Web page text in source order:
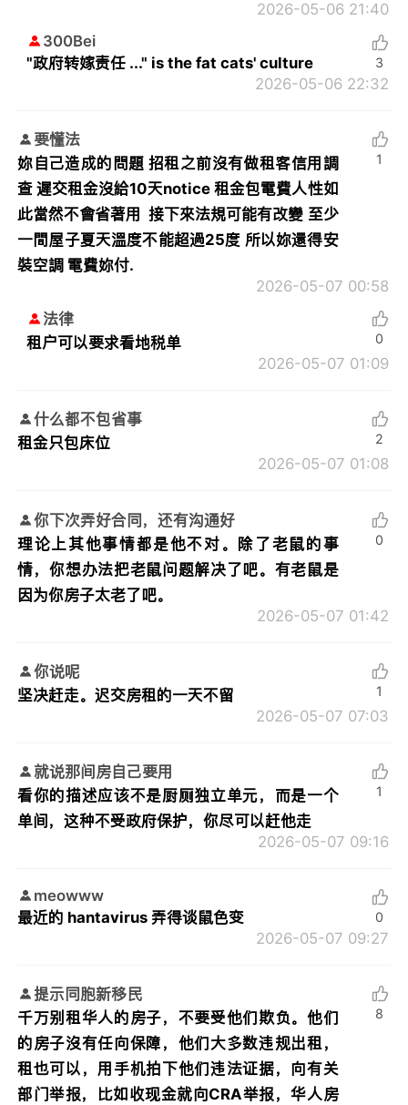
2026-05-06 21:40
300Bei
"政府转嫁责任 ..." is the fat cats' culture
2026-05-06 22:32
3
要懂法
妳自己造成的問題 招租之前沒有做租客信用調
查 遲交租金沒給10天notice 租金包電費人性如
此當然不會省著用 接下來法規可能有改變 至少
一間屋子夏天溫度不能超過25度 所以妳還得安
裝空調 電費妳付.
2026-05-07 00:58
1
法律
租户可以要求看地税单
2026-05-07 01:09
0
什么都不包省事
租金只包床位
2026-05-07 01:08
2
你下次弄好合同，还有沟通好
理论上其他事情都是他不对。除了老鼠的事
情，你想办法把老鼠问题解决了吧。有老鼠是
因为你房子太老了吧。
2026-05-07 01:42
0
你说呢
坚决赶走。迟交房租的一天不留
2026-05-07 07:03
1
就说那间房自己要用
看你的描述应该不是厨厕独立单元，而是一个
单间，这种不受政府保护，你尽可以赶他走
2026-05-07 09:16
1
meowww
最近的 hantavirus 弄得谈鼠色变
2026-05-07 09:27
0
提示同胞新移民
千万别租华人的房子，不要受他们欺负。他们
的房子沒有任向保障，他们大多数违规出租，
租也可以，用手机拍下他们违法证据，向有关
部门举报，比如收现金就向CRA举报，华人房
8